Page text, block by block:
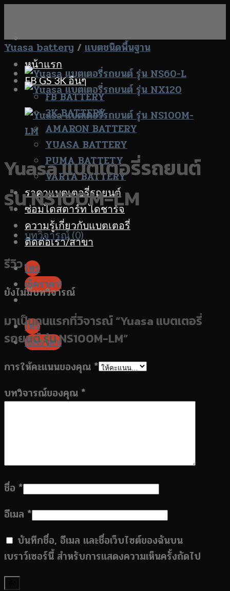
content
หน้าแรก
FB GS 3K อื่นๆ
FB BATTERY
3K BATTERY
AMARON BATTERY
YUASA BATTERY
PUMA BATTETY
VARTA BATTERY
ราคาแบตเตอรี่รถยนต์
ซ่อมไดสตาร์ท ไดชาร์จ
ความรู้เกี่ยวกับแบตเตอรี่
ติดต่อเรา/สาขา
โทร
เช็คราคา!
โทร
เช็คราคา!
Yuasa battery / แบตชนิดพื้นฐาน
Yuasa แบตเตอรี่รถยนต์
รุ่น NS100M-LM
บทวิจารณ์ (0)
รีวิว
ยังไม่มีบทวิจารณ์
มาเป็นคนแรกที่วิจารณ์ “Yuasa แบตเตอรี่
รถยนต์ รุ่น NS100M-LM”
การให้คะแนนของคุณ *
บทวิจารณ์ของคุณ *
ชื่อ *
อีเมล *
บันทึกชื่อ, อีเมล และชื่อเว็บไซต์ของฉันบน
เบราว์เซอร์นี้ สำหรับการแสดงความเห็นครั้งถัดไป